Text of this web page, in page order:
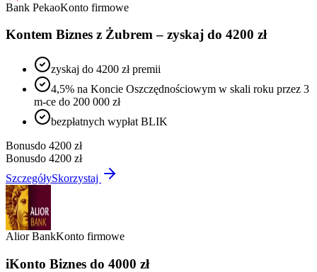
Bank PekaoKonto firmowe
Kontem Biznes z Żubrem – zyskaj do 4200 zł
zyskaj do 4200 zł premii
4,5% na Koncie Oszczędnościowym w skali roku przez 3
m-ce do 200 000 zł
bezpłatnych wypłat BLIK
Bonusdo 4200 zł
Bonusdo 4200 zł
SzczegółySkorzystaj
Alior BankKonto firmowe
iKonto Biznes do 4000 zł